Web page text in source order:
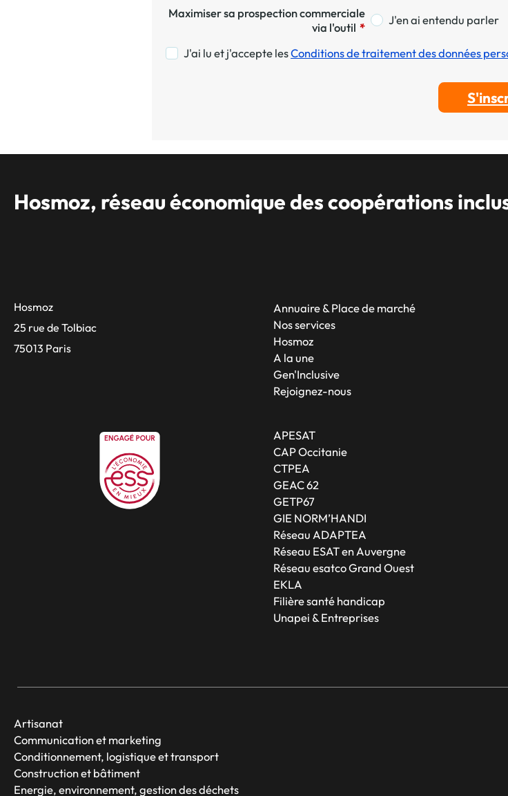
Maximiser sa prospection commerciale
via l'outil *
J'en ai entendu parler
J'ai lu et j'accepte lesConditions de traitement des données
Hosmoz, réseau économique des coopérations
Hosmoz
25 rue de Tolbiac
75013 Paris
Annuaire & Place de marché
Nos services
Hosmoz
A la une
Gen'Inclusive
Rejoignez-nous
APESAT
CAP Occitanie
CTPEA
GEAC 62
GETP67
GIE NORM’HANDI
Réseau ADAPTEA
Réseau ESAT en Auvergne
Réseau esatco Grand Ouest
EKLA
Filière santé handicap
Unapei & Entreprises
Artisanat
Communication et marketing
Conditionnement, logistique et transport
Construction et bâtiment
Energie, environnement, gestion des déchets